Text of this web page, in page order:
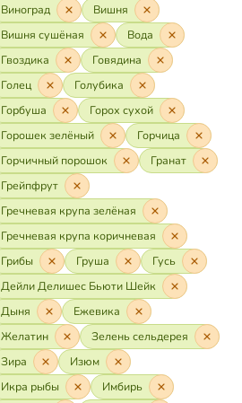
Виноград
Вишня
Вишня сушёная
Вода
Гвоздика
Говядина
Голец
Голубика
Горбуша
Горох сухой
Горошек зелёный
Горчица
Горчичный порошок
Гранат
Грейпфрут
Гречневая крупа зелёная
Гречневая крупа коричневая
Грибы
Груша
Гусь
Дейли Делишес Бьюти Шейк
Дыня
Ежевика
Желатин
Зелень сельдерея
Зира
Изюм
Икра рыбы
Имбирь